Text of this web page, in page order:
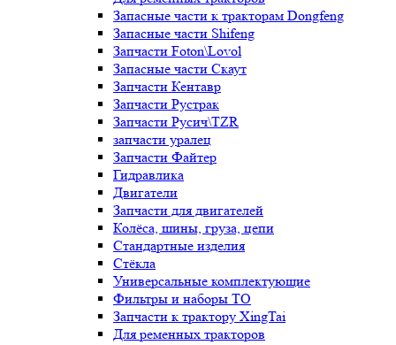
Запасные части к тракторам Dongfeng
Запасные части Shifeng
Запчасти Foton\Lovol
Запасные части Скаут
Запчасти Кентавр
Запчасти Рустрак
Запчасти Русич\TZR
запчасти уралец
Запчасти Файтер
Гидравлика
Двигатели
Запчасти для двигателей
Колёса, шины, груза, цепи
Стандартные изделия
Стёкла
Универсальные комплектующие
Фильтры и наборы ТО
Запчасти к трактору XingTai
Для ременных тракторов